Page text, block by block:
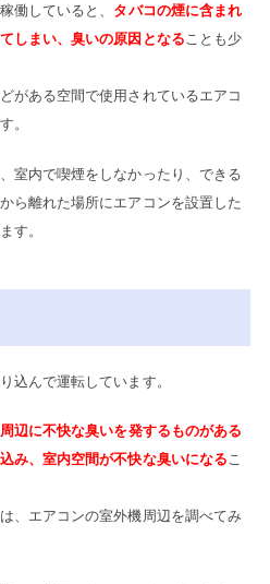
働していると、 タバコの煙に含まれ
しまい、臭いの原因となることも少
がある空間で使用されているエアコ
。
室内で喫煙をしなかったり、できる
ら離れた場所にエアコンを設置した
す。
込んで運転しています。
周辺に不快な臭いを発するものがある
み、室内空間が不快な臭いになるこ
、エアコンの室外機周辺を調べてみ